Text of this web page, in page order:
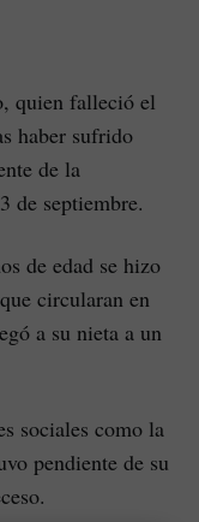
quien falleció el
haber sufrido
de la
de septiembre.
de edad se hizo
circularan en
a su nieta a un
sociales como la
pendiente de su